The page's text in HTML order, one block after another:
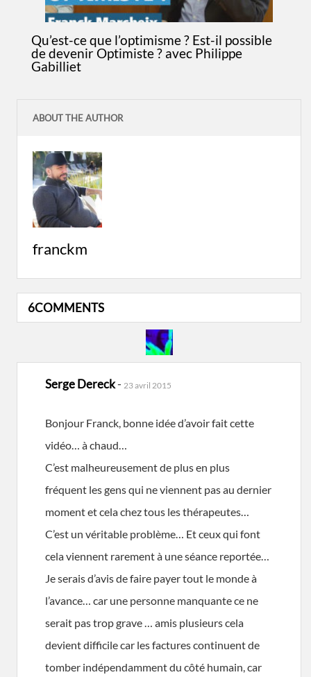
Qu’est-ce que l’optimisme ? Est-il possible
de devenir Optimiste ? avec Philippe
Gabilliet
ABOUT THE AUTHOR
franckm
6COMMENTS
Serge Dereck- 23 avril 2015
Bonjour Franck, bonne idée d’avoir fait cette
vidéo… à chaud…
C’est malheureusement de plus en plus
fréquent les gens qui ne viennent pas au dernier
moment et cela chez tous les thérapeutes…
C’est un véritable problème… Et ceux qui font
cela viennent rarement à une séance reportée…
Je serais d’avis de faire payer tout le monde à
l’avance… car une personne manquante ce ne
serait pas trop grave … amis plusieurs cela
devient difficile car les factures continuent de
tomber indépendamment du côté humain, car